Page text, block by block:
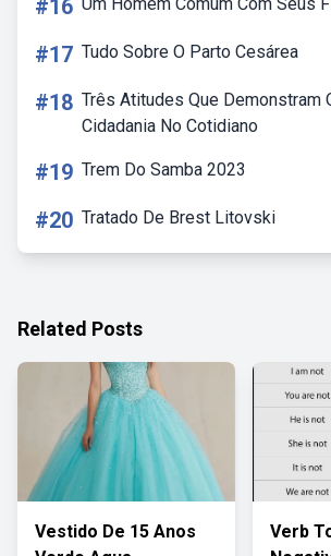
#16
#17 Tudo Sobre O Parto Cesárea
#18 Três Atitudes Que Demonstram
Cidadania No Cotidiano
#19 Trem Do Samba 2023
#20 Tratado De Brest Litovski
Related Posts
Vestido De 15 Anos
Verb